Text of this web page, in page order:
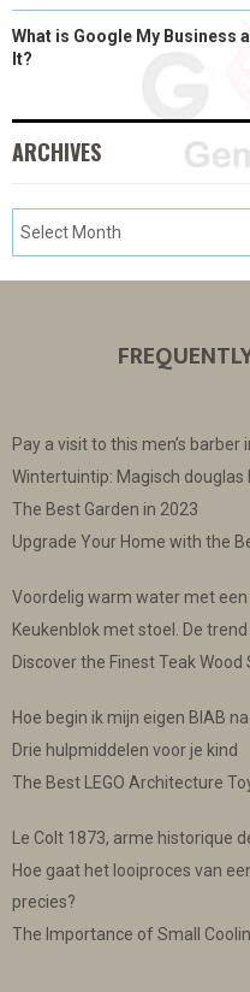
What is Google My Business
It?
ARCHIVES
Pay a visit to this men’s
Wintertuintip: Magisch douglas
The Best Garden in 2023
Upgrade Your Home with the
Voordelig warm water met
Keukenblok met stoel. De trend
Discover the Finest Teak
Hoe begin ik mijn eigen BIAB
Drie hulpmiddelen voor je kind
The Best LEGO Architecture
Le Colt 1873, arme historique
Hoe gaat het looiproces van
precies?
The Importance of Small